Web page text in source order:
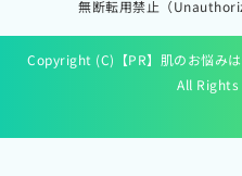
無断転用禁止（
Copyright (C)【PR】 肌のお悩み
All Rights